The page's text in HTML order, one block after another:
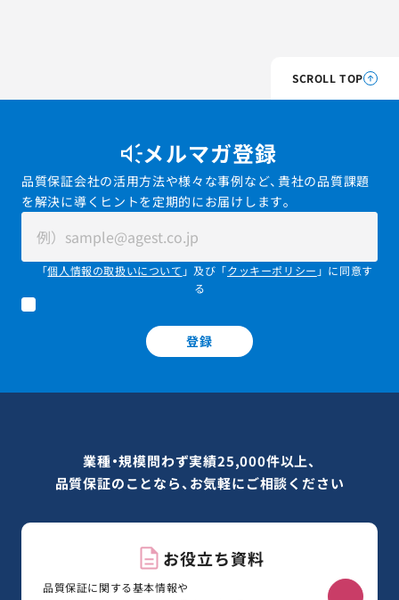
SCROLL TOP
メルマガ登録
品質保証会社の活用方法や様々な事例など、貴社の品質課題
を解決に導くヒントを定期的にお届けします。
「個人情報の取扱いについて 」及び「クッキーポリシー 」に同意す
る
登録
業種・規模問わず実績25,000件以上、
品質保証のことなら、お気軽にご相談ください
お役立ち資料
品質保証に関する基本情報や